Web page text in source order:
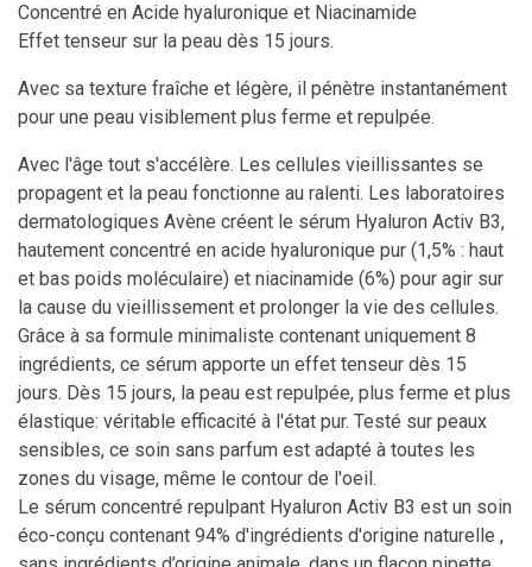
Concentré en Acide hyaluronique et Niacinamide​
Effet tenseur sur la peau dès 15 jours.
Avec sa texture fraîche et légère, il pénètre instantanément
pour une peau visiblement plus ferme et repulpée.
Avec l'âge tout s'accélère. Les cellules vieillissantes se
propagent et la peau fonctionne au ralenti. Les laboratoires
dermatologiques Avène créent le sérum Hyaluron Activ B3,
hautement concentré en acide hyaluronique pur (1,5% : haut
et bas poids moléculaire) et niacinamide (6%) pour agir sur
la cause du vieillissement et prolonger la vie des cellules.
Grâce à sa formule minimaliste contenant uniquement 8
ingrédients, ce sérum apporte un effet tenseur dès 15
jours. Dès 15 jours, la peau est repulpée, plus ferme et plus
élastique: véritable efficacité à l'état pur. Testé sur peaux
sensibles, ce soin sans parfum est adapté à toutes les
zones du visage, même le contour de l'oeil.
Le sérum concentré repulpant Hyaluron Activ B3 est un soin
éco-conçu contenant 94% d'ingrédients d'origine naturelle ,